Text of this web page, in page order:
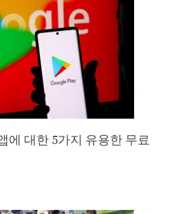
에 대한 5가지 유용한 무료